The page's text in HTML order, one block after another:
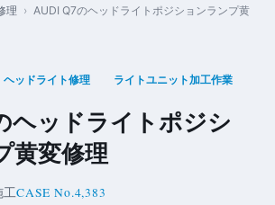
理 › AUDI Q7のヘッドライトポジションランプ黄
ヘッドライト修理 ライトユニット加工作業
ヘッドライトポジシ
黄変修理
工CASE No.4,383